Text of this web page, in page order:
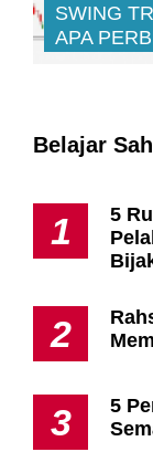
SWING
APA
Belajar
1
5
2
3
5